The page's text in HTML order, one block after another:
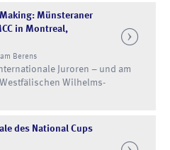
Making: Münsteraner
in Montreal,
Berens
Juroren – und am
Wilhelms-
des National Cups